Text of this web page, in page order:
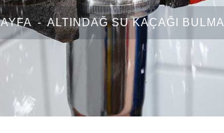
ALTINDAĞ SU KAÇAĞI BULMA